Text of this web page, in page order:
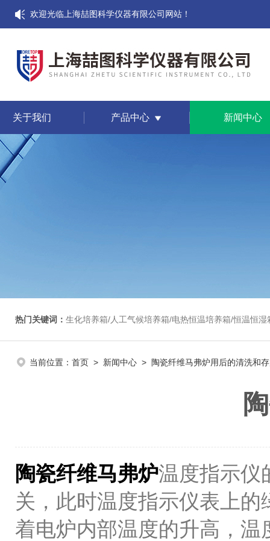
欢迎光临上海喆图科学仪器有限公司网站！
关于我们 产品中心 新闻中心
热门关键词： 生化培养箱/人工气候培养箱/电热恒温培养箱/恒温恒湿箱/光照培养箱/二氧化碳培养箱
当前位置： 首页 > 新闻中心 > 陶瓷纤维马弗炉用后的清洗和
陶瓷纤维马弗炉温度指示仪
关，此时温度指示仪表上
着电炉内部温度的升高，